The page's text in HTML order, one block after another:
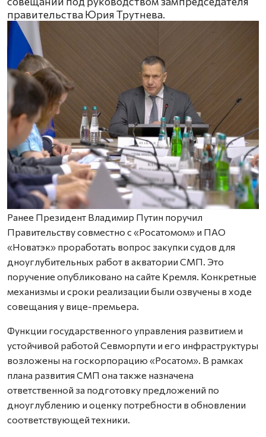
правительства Юрия Трутнева.
Ранее Президент Владимир Путин поручил
Правительству совместно с «Росатомом» и ПАО
«Новатэк» проработать вопрос закупки судов для
дноуглубительных работ в акватории СМП. Это
поручение опубликовано на сайте Кремля. Конкретные
механизмы и сроки реализации были озвучены в ходе
совещания у вице-премьера.
Функции государственного управления развитием и
устойчивой работой Севморпути и его инфраструктуры
возложены на госкорпорацию «Росатом». В рамках
плана развития СМП она также назначена
ответственной за подготовку предложений по
дноуглублению и оценку потребности в обновлении
соответствующей техники.